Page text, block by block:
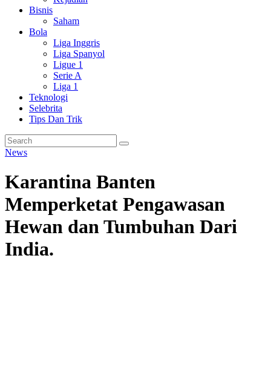
Bisnis
Saham
Bola
Liga Inggris
Liga Spanyol
Ligue 1
Serie A
Liga 1
Teknologi
Selebrita
Tips Dan Trik
News
Karantina Banten
Memperketat Pengawasan
Hewan dan Tumbuhan Dari
India.